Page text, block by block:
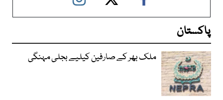
پاکستان
ملک بھر کے صارفین کیلیے بجلی مہنگی